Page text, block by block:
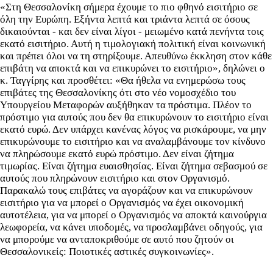
«Στη Θεσσαλονίκη σήμερα έχουμε το πιο φθηνό εισιτήριο σε
όλη την Ευρώπη. Εξήντα λεπτά και τριάντα λεπτά σε όσους
δικαιούνται - και δεν είναι λίγοι - μειωμένο κατά πενήντα τοις
εκατό εισιτήριο. Αυτή η τιμολογιακή πολιτική είναι κοινωνική
και πρέπει όλοι να τη στηρίξουμε. Απευθύνω έκκληση στον κάθε
επιβάτη να αποκτά και να επικυρώνει το εισιτήριο», δηλώνει ο
κ. Ταγγίρης και προσθέτει: «Θα ήθελα να ενημερώσω τους
επιβάτες της Θεσσαλονίκης ότι στο νέο νομοσχέδιο του
Υπουργείου Μεταφορών αυξήθηκαν τα πρόστιμα. Πλέον το
πρόστιμο για αυτούς που δεν θα επικυρώνουν το εισιτήριο είναι
εκατό ευρώ. Δεν υπάρχει κανένας λόγος να ρισκάρουμε, να μην
επικυρώνουμε το εισιτήριο και να αναλαμβάνουμε τον κίνδυνο
να πληρώσουμε εκατό ευρώ πρόστιμο. Δεν είναι ζήτημα
τιμωρίας. Είναι ζήτημα ευαισθησίας. Είναι ζήτημα σεβασμού σε
αυτούς που πληρώνουν εισιτήριο και στον Οργανισμό.
Παρακαλώ τους επιβάτες να αγοράζουν και να επικυρώνουν
εισιτήριο για να μπορεί ο Οργανισμός να έχει οικονομική
αυτοτέλεια, για να μπορεί ο Οργανισμός να αποκτά καινούργια
λεωφορεία, να κάνει υποδομές, να προσλαμβάνει οδηγούς, για
να μπορούμε να ανταποκριθούμε σε αυτό που ζητούν οι
Θεσσαλονικείς: Ποιοτικές αστικές συγκοινωνίες».